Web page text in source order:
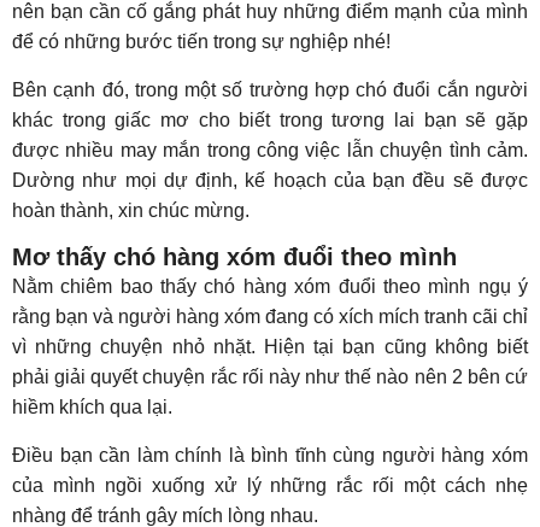
nên bạn cần cố gắng phát huy những điểm mạnh của mình
để có những bước tiến trong sự nghiệp nhé!
Bên cạnh đó, trong một số trường hợp chó đuổi cắn người
khác trong giấc mơ cho biết trong tương lai bạn sẽ gặp
được nhiều may mắn trong công việc lẫn chuyện tình cảm.
Dường như mọi dự định, kế hoạch của bạn đều sẽ được
hoàn thành, xin chúc mừng.
Mơ thấy chó hàng xóm đuổi theo mình
Nằm chiêm bao thấy chó hàng xóm đuổi theo mình ngụ ý
rằng bạn và người hàng xóm đang có xích mích tranh cãi chỉ
vì những chuyện nhỏ nhặt. Hiện tại bạn cũng không biết
phải giải quyết chuyện rắc rối này như thế nào nên 2 bên cứ
hiềm khích qua lại.
Điều bạn cần làm chính là bình tĩnh cùng người hàng xóm
của mình ngồi xuống xử lý những rắc rối một cách nhẹ
nhàng để tránh gây mích lòng nhau.